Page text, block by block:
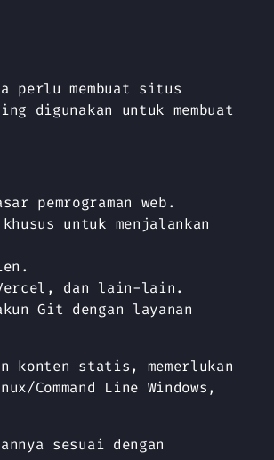
perlu membuat situs
digunakan untuk membuat
pemrograman web.
untuk menjalankan
Vercel, dan lain-lain.
Git dengan layanan
konten statis, memerlukan
Command Line Windows,
sesuai dengan